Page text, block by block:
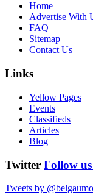
Home
Advertise With
FAQ
Sitemap
Contact Us
Links
Yellow Pages
Events
Classifieds
Articles
Blog
Twitter Follow
Tweets by